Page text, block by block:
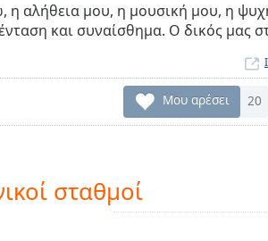
η αλήθεια μου, η μουσική μου, η
και συναίσθημα. Ο δικός μας
Μου αρέσει 20
σταθμοί